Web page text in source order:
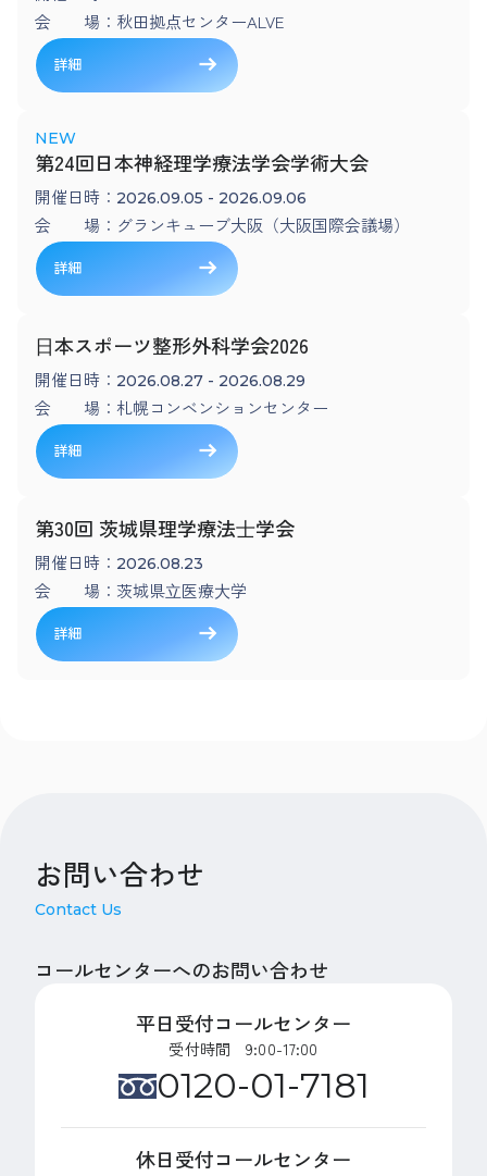
会 場： 秋田拠点センターALVE
詳細
第24回日本神経理学療法学会学術大会
開催日時： 2026.09.05 - 2026.09.06
会 場： グランキューブ大阪（大阪国際会議場）
詳細
⽇本スポーツ整形外科学会2026
開催日時： 2026.08.27 - 2026.08.29
会 場： 札幌コンベンションセンター
詳細
第30回 茨城県理学療法⼠学会
開催日時： 2026.08.23
会 場： 茨城県⽴医療⼤学
詳細
お問い合わせ
Contact Us
コールセンターへのお問い合わせ
平日受付コールセンター
受付時間 9:00-17:00
0120-01-7181
休日受付コールセンター